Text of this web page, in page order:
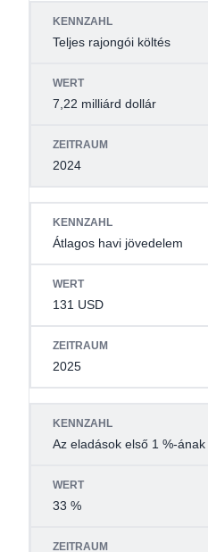
Teljes rajongói költés
7,22 milliárd dollár
2024
Átlagos havi jövedelem
131 USD
2025
Az eladások első 1 %-
33 %